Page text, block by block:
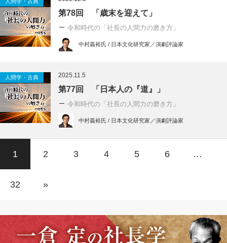
第78回 「歳末を迎えて」
令和時代の「社長の人間力の磨き方」
中村義裕氏 / 日本文化研究家／演劇評論家
人間学・古典 2025.11.5
第77回 「日本人の『道』」
令和時代の「社長の人間力の磨き方」
中村義裕氏 / 日本文化研究家／演劇評論家
1 2 3 4 5 6 …
32 »